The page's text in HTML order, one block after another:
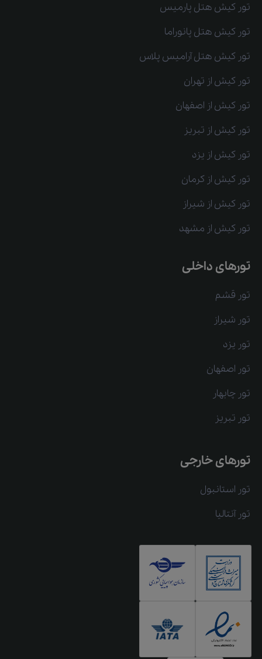
تور کیش هتل پارمیس
تور کیش هتل پانوراما
تور کیش هتل آرامیس پلاس
تور کیش از تهران
تور کیش از اصفهان
تور کیش از تبریز
تور کیش از یزد
تور کیش از کرمان
تور کیش از شیراز
تور کیش از مشهد
تورهای داخلی
تور قشم
تور شیراز
تور یزد
تور اصفهان
تور چابهار
تور تبریز
تورهای خارجی
تور استانبول
تور آنتالیا